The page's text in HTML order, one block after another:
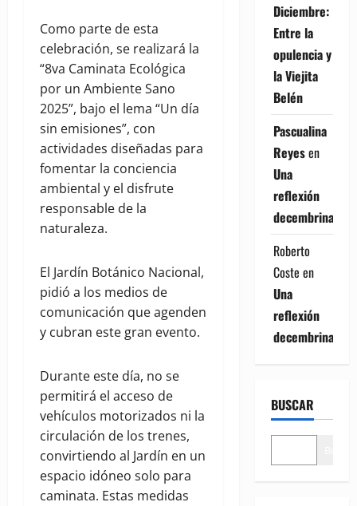
Como parte de esta
celebración, se realizará la
“8va Caminata Ecológica
por un Ambiente Sano
2025”, bajo el lema “Un día
sin emisiones”, con
actividades diseñadas para
fomentar la conciencia
ambiental y el disfrute
responsable de la
naturaleza.
El Jardín Botánico Nacional,
pidió a los medios de
comunicación que agenden
y cubran este gran evento.
Durante este día, no se
permitirá el acceso de
vehículos motorizados ni la
circulación de los trenes,
convirtiendo al Jardín en un
espacio idóneo solo para
caminata. Estas medidas
Diciembre:
Entre la
opulencia y
la Viejita
Belén
Pascualina
Reyesen
Una
reflexión
decembrina
Roberto
Coste en
Una
reflexión
decembrina
BUSCAR